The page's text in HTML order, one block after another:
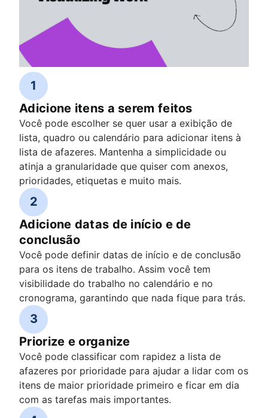
1
Adicione itens a serem feitos
Você pode escolher se quer usar a exibição de
lista, quadro ou calendário para adicionar itens à
lista de afazeres. Mantenha a simplicidade ou
atinja a granularidade que quiser com anexos,
prioridades, etiquetas e muito mais.
2
Adicione datas de início e de
conclusão
Você pode definir datas de início e de conclusão
para os itens de trabalho. Assim você tem
visibilidade do trabalho no calendário e no
cronograma, garantindo que nada fique para trás.
3
Priorize e organize
Você pode classificar com rapidez a lista de
afazeres por prioridade para ajudar a lidar com os
itens de maior prioridade primeiro e ficar em dia
com as tarefas mais importantes.